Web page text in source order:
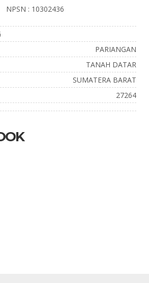
NPSN : 10302436
PARIANGAN
TANAH DATAR
SUMATERA BARAT
27264